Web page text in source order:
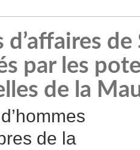
d’affaires
par les
de la
de la